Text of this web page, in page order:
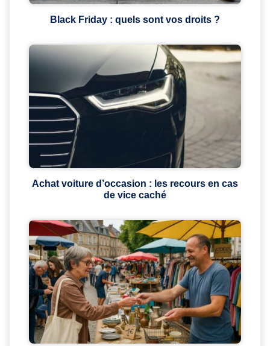
Black Friday : quels sont vos droits ?
Achat voiture d’occasion : les recours en cas
de vice caché